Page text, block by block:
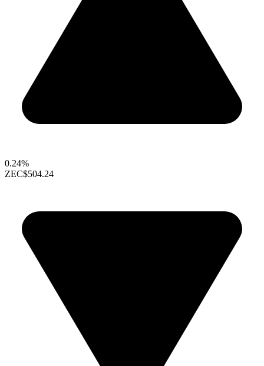
0.24%
ZEC$504.24